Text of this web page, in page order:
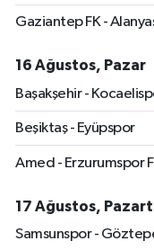
Gaziantep FK -
16 Ağustos, Pazar
Başakşehir -
Beşiktaş - Eyüpspor
Amed - Erzurumspor
17 Ağustos,
Samsunspor -